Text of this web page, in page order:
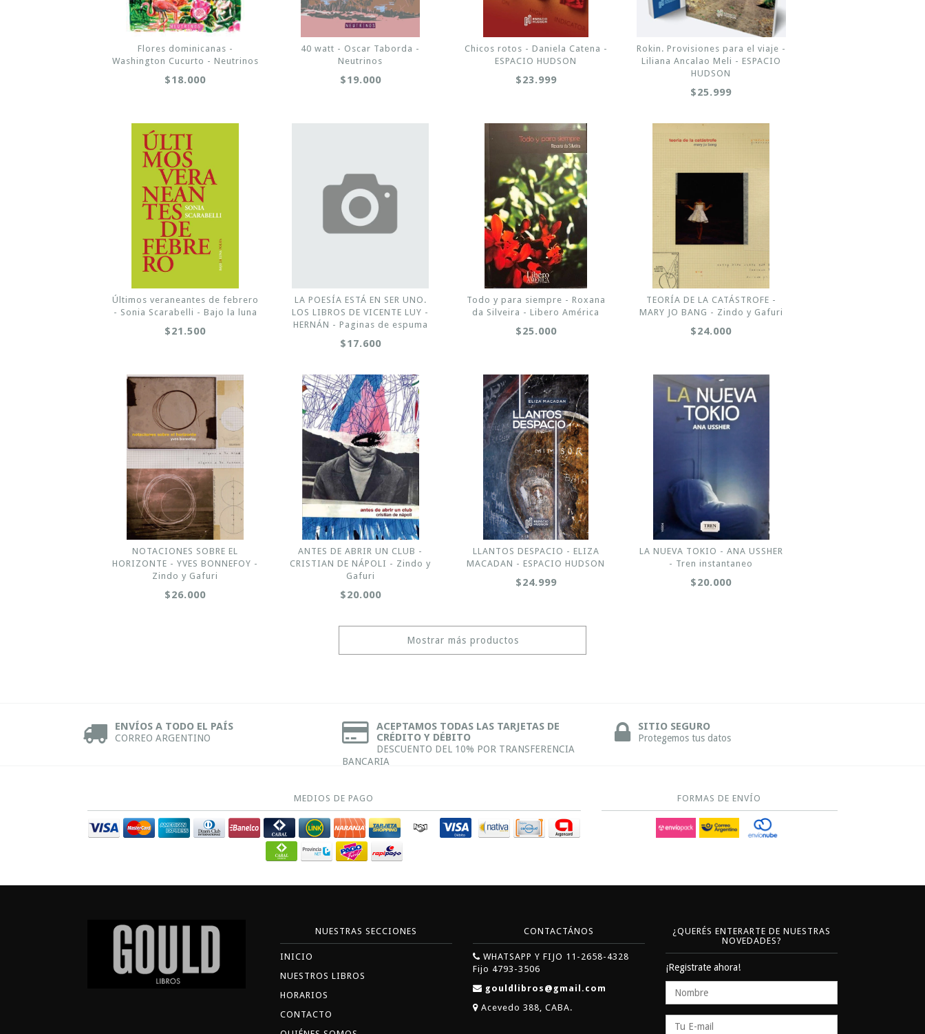
Flores dominicanas -
Washington Cucurto - Neutrinos
$18.000
40 watt - Oscar Taborda -
Neutrinos
$19.000
Chicos rotos - Daniela Catena -
ESPACIO HUDSON
$23.999
Rokin. Provisiones para el viaje -
Liliana Ancalao Meli - ESPACIO
HUDSON
$25.999
Últimos veraneantes de febrero
- Sonia Scarabelli - Bajo la luna
$21.500
LA POESÍA ESTÁ EN SER UNO.
LOS LIBROS DE VICENTE LUY -
HERNÁN - Paginas de espuma
$17.600
Todo y para siempre - Roxana
da Silveira - Libero América
$25.000
TEORÍA DE LA CATÁSTROFE -
MARY JO BANG - Zindo y Gafuri
$24.000
NOTACIONES SOBRE EL
HORIZONTE - YVES BONNEFOY -
Zindo y Gafuri
$26.000
ANTES DE ABRIR UN CLUB -
CRISTIAN DE NÁPOLI - Zindo y
Gafuri
$20.000
LLANTOS DESPACIO - ELIZA
MACADAN - ESPACIO HUDSON
$24.999
LA NUEVA TOKIO - ANA USSHER
- Tren instantaneo
$20.000
Mostrar más productos
ENVÍOS A TODO EL PAÍS
CORREO ARGENTINO
ACEPTAMOS TODAS LAS TARJETAS DE
CRÉDITO Y DÉBITO
DESCUENTO DEL 10% POR TRANSFERENCIA
BANCARIA
SITIO SEGURO
Protegemos tus datos
MEDIOS DE PAGO FORMAS DE ENVÍO
NUESTRAS SECCIONES
INICIO
NUESTROS LIBROS
HORARIOS
CONTACTO
CONTACTÁNOS
WHATSAPP Y FIJO 11-2658-4328
Fijo 4793-3506
gouldlibros@gmail.com
Acevedo 388, CABA.
¿QUERÉS ENTERARTE DE NUESTRAS
NOVEDADES?
¡Registrate ahora!